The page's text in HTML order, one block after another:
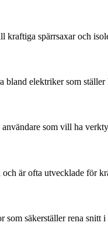
kraftiga spärrsaxar och
bland elektriker som
som vill ha
är ofta utvecklade för
säkerställer rena snitt